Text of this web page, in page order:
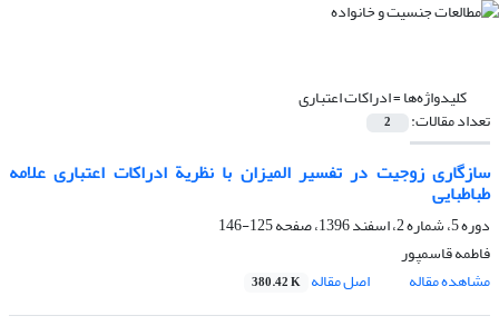
کلیدواژه‌ها =ادراکات اعتباری
تعداد مقالات: 2
سازگاری زوجیت در تفسیر المیزان با نظریة ادراکات اعتباری علامه
طباطبایی
دوره 5، شماره 2، اسفند 1396، صفحه
125-146
فاطمه قاسمپور
مشاهده مقاله
اصل مقاله 380.42 K